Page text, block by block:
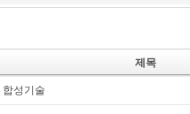
제목
성기술